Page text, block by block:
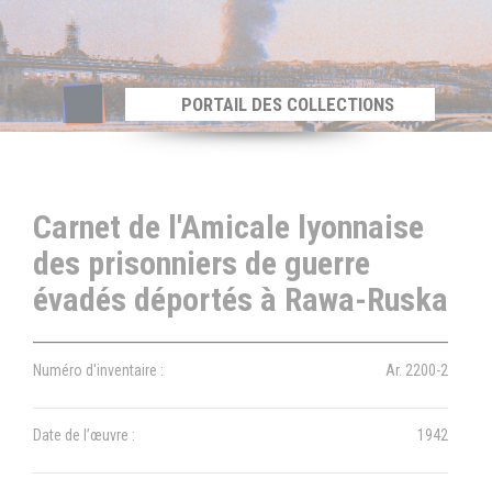
Panneau de gestion des cookies
PORTAIL DES COLLECTIONS
Carnet de l'Amicale lyonnaise
des prisonniers de guerre
évadés déportés à Rawa-Ruska
Numéro d'inventaire : Ar. 2200-2
Date de l’œuvre : 1942